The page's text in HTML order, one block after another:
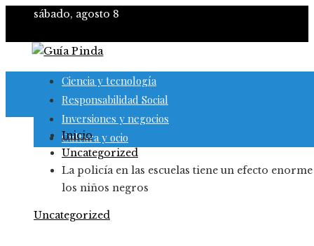
sábado, agosto 8
Ciencia y tecnología
Responsabilidad Social
Inversiones y negocios
Cultura y ocio
Inicio
Uncategorized
La policía en las escuelas tiene un efecto
los niños negros
Uncategorized